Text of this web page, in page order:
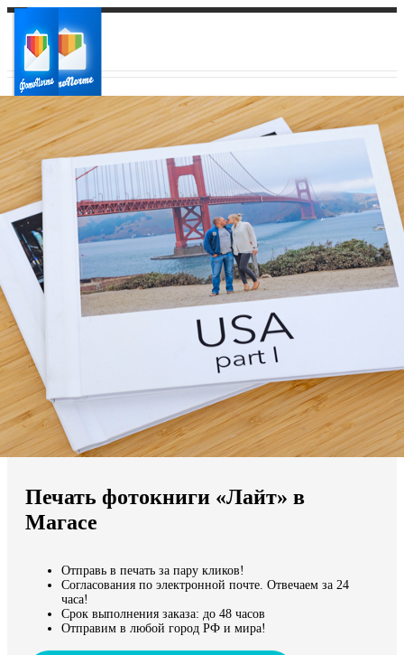
Ваш город:
Ваш регион доставки
Выберите из списка:
Мы доставляем по всему миру
Продолжить без города
Печать фотокниги «Лайт» в
Магасе
Отправь в печать за пару кликов!
Согласования по электронной почте. Отвечаем за 24
часа!
Срок выполнения заказа: до 48 часов
Отправим в любой город РФ и мира!